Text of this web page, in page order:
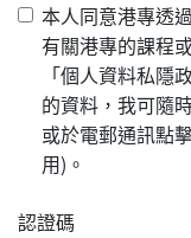
本人同意港專透
有關港專的課程
「個人資料私隱
的資料，我可隨
或於電郵通訊點
用)。
認證碼